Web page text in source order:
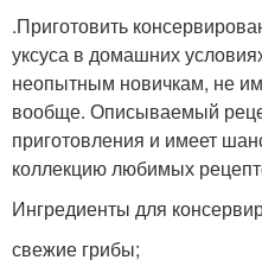
.Приготовить
уксуса в домашних
неопытным новичкам, не
вообще. Описываемый
приготовления и имеет
коллекцию любимых
Ингредиенты для
свежие грибы;